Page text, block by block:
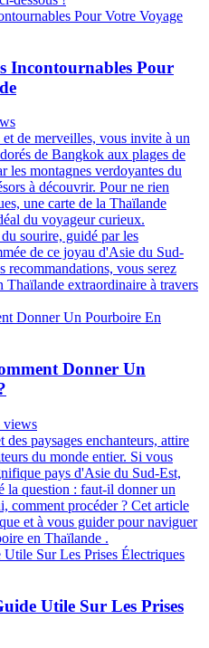
Guide Complet
fin, ses temples majestueux
de rêve pour de nombreux
envoler vers ce pays aux mille
vos bagages. Les règles
la Thaïlande peuvent différer
et une bonne préparation
Découvrons les
le bagage en avion en
dessous !
Incontournables Pour
de merveilles, vous invite à un
de Bangkok aux plages de
les montagnes verdoyantes du
à découvrir. Pour ne rien
une carte de la Thaïlande
du voyageur curieux.
sourire, guidé par les
de ce joyau d'Asie du Sud-
recommandations, vous serez
extraordinaire à travers
Donner Un